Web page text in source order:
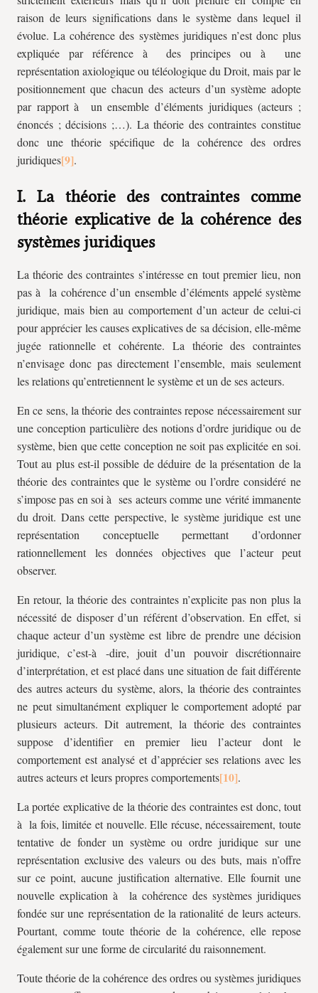
raison de leurs significations dans le système dans lequel il
évolue. La cohérence des systèmes juridiques n’est donc plus
expliquée par référence à des principes ou à une
représentation axiologique ou téléologique du Droit, mais par le
positionnement que chacun des acteurs d’un système adopte
par rapport à un ensemble d’éléments juridiques (acteurs ;
énoncés ; décisions ;…). La théorie des contraintes constitue
donc une théorie spécifique de la cohérence des ordres
juridiques
.
I. La théorie des contraintes comme
théorie explicative de la cohérence des
systèmes juridiques
La théorie des contraintes s’intéresse en tout premier lieu, non
pas à la cohérence d’un ensemble d’éléments appelé système
juridique, mais bien au comportement d’un acteur de celui-ci
pour apprécier les causes explicatives de sa décision, elle-même
jugée rationnelle et cohérente. La théorie des contraintes
n’envisage donc pas directement l’ensemble, mais seulement
les relations qu’entretiennent le système et un de ses acteurs.
En ce sens, la théorie des contraintes repose nécessairement sur
une conception particulière des notions d’ordre juridique ou de
système, bien que cette conception ne soit pas explicitée en soi.
Tout au plus est-il possible de déduire de la présentation de la
théorie des contraintes que le système ou l’ordre considéré ne
s’impose pas en soi à ses acteurs comme une vérité immanente
du droit. Dans cette perspective, le système juridique est une
représentation conceptuelle permettant d’ordonner
rationnellement les données objectives que l’acteur peut
observer.
En retour, la théorie des contraintes n’explicite pas non plus la
nécessité de disposer d’un référent d’observation. En effet, si
chaque acteur d’un système est libre de prendre une décision
juridique, c’est-à -dire, jouit d’un pouvoir discrétionnaire
d’interprétation, et est placé dans une situation de fait différente
des autres acteurs du système, alors, la théorie des contraintes
ne peut simultanément expliquer le comportement adopté par
plusieurs acteurs. Dit autrement, la théorie des contraintes
suppose d’identifier en premier lieu l’acteur dont le
comportement est analysé et d’apprécier ses relations avec les
autres acteurs et leurs propres comportements
.
La portée explicative de la théorie des contraintes est donc, tout
à la fois, limitée et nouvelle. Elle récuse, nécessairement, toute
tentative de fonder un système ou ordre juridique sur une
représentation exclusive des valeurs ou des buts, mais n’offre
sur ce point, aucune justification alternative. Elle fournit une
nouvelle explication à la cohérence des systèmes juridiques
fondée sur une représentation de la rationalité de leurs acteurs.
Pourtant, comme toute théorie de la cohérence, elle repose
également sur une forme de circularité du raisonnement.
Toute théorie de la cohérence des ordres ou systèmes juridiques